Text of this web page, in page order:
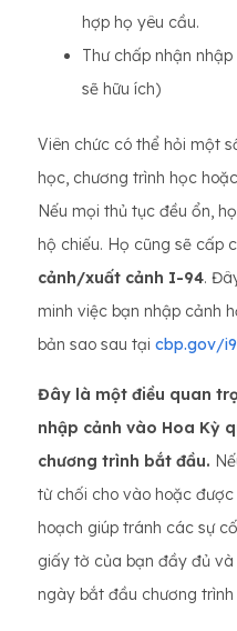
hợp họ yêu cầu.
Thư chấp nhận
sẽ hữu ích)
Viên chức có thể hỏi một
học, chương trình học
Nếu mọi thủ tục đều ổn,
hộ chiếu. Họ cũng sẽ cấp
cảnh/xuất cảnh I-94.
minh việc bạn nhập cảnh
bản sao sau tại cbp.gov/
Đây là một điều quan
nhập cảnh vào Hoa Kỳ
chương trình bắt đầu.
từ chối cho vào hoặc
hoạch giúp tránh các sự
giấy tờ của bạn đầy đủ
ngày bắt đầu chương